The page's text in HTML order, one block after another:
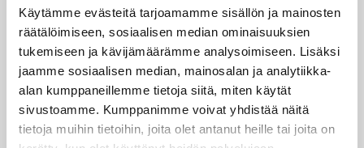
Käytämme evästeitä tarjoamamme sisällön ja mainosten
räätälöimiseen, sosiaalisen median ominaisuuksien
tukemiseen ja kävijämäärämme analysoimiseen. Lisäksi
jaamme sosiaalisen median, mainosalan ja analytiikka-
alan kumppaneillemme tietoja siitä, miten käytät
sivustoamme. Kumppanimme voivat yhdistää näitä
tietoja muihin tietoihin, joita olet antanut heille tai joita on
maaliskuuta.
Tarinoita ratikoista
64 sivua
Into & Helsingin kaupunginmuseo, 2022
 Julkaistu:15.3.2022